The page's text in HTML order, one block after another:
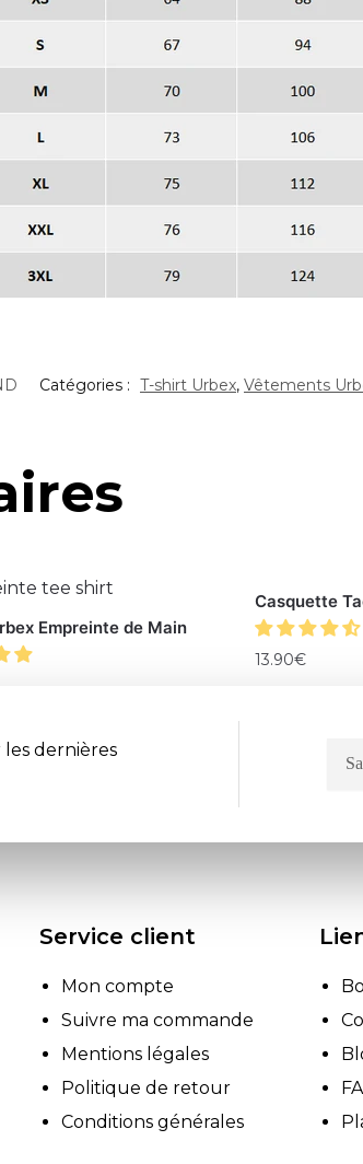
Catégories : T-shirt Urbex, Vêtements
Empreinte de Main
Casquette
13.90€
dernières
Service client
Mon compte
Suivre ma commande
Mentions légales
Politique de retour
Conditions générales